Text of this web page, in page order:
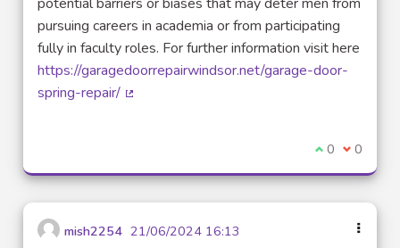
pursuing careers in academia or from participating
fully in faculty roles. For further information visit here
https://garagedoorrepairwindsor.net/garage-door-
spring-repair/
Je suis
0 Je ne
0
mish2254 21/06/2024 16:13